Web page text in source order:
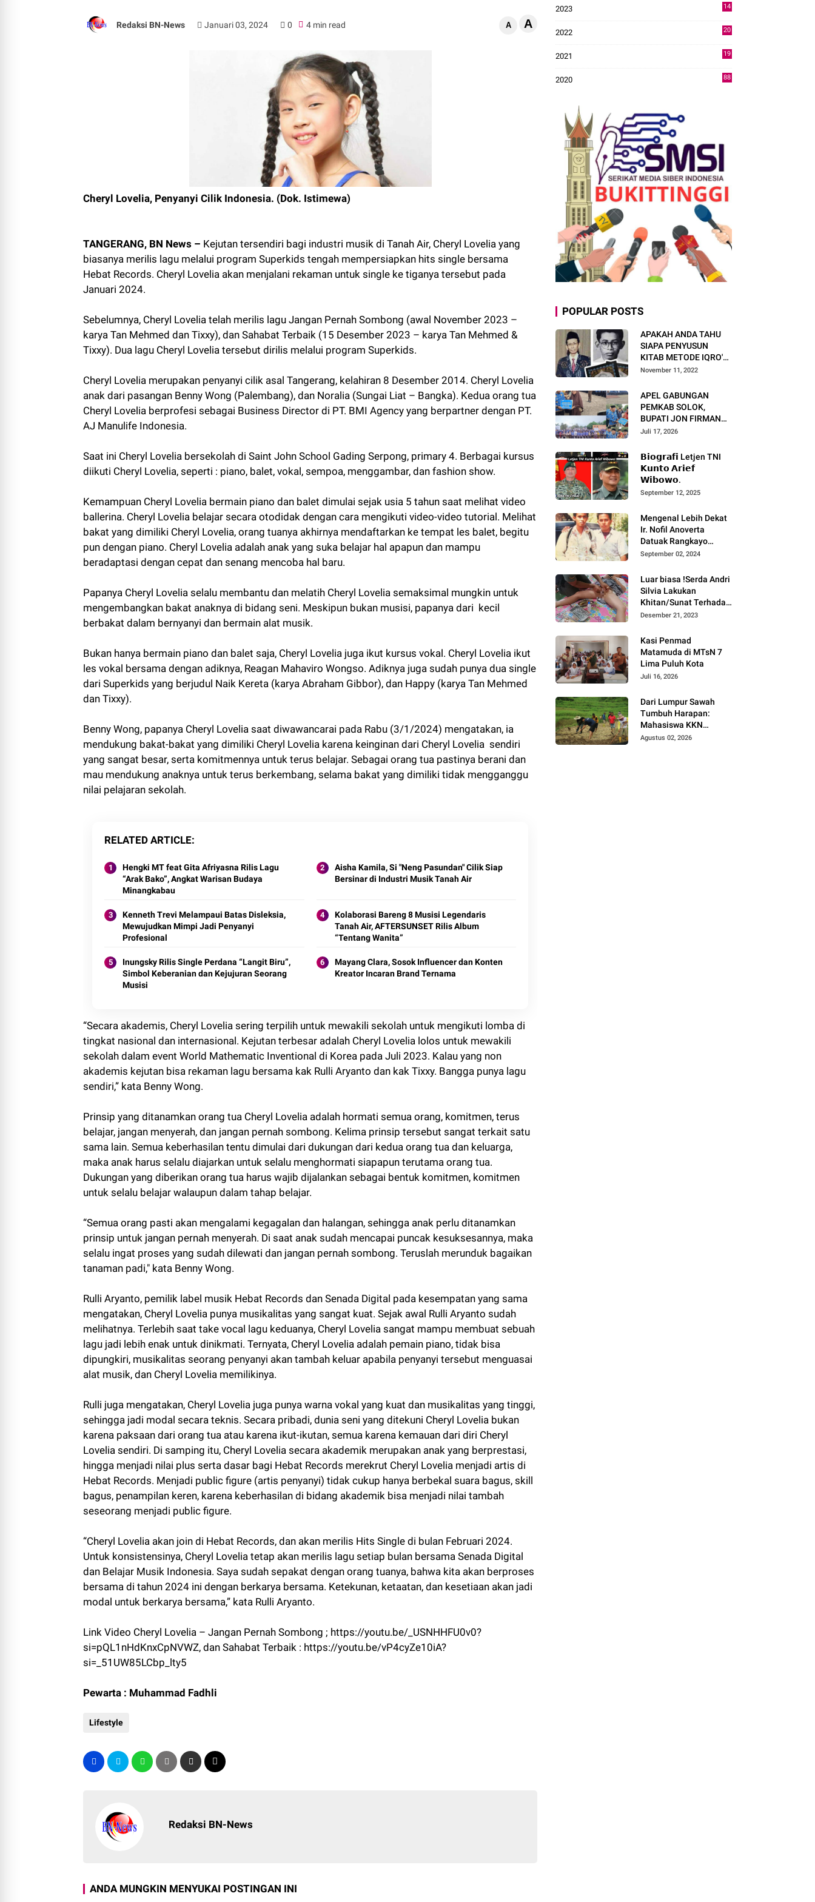
Redaksi BN-News Januari 03, 2024 0 4 min read A A
Cheryl Lovelia, Penyanyi Cilik Indonesia. (Dok. Istimewa)
TANGERANG, BN News – Kejutan tersendiri bagi industri musik di Tanah Air, Cheryl Lovelia yang
biasanya merilis lagu melalui program Superkids tengah mempersiapkan hits single bersama
Hebat Records. Cheryl Lovelia akan menjalani rekaman untuk single ke tiganya tersebut pada
Januari 2024.
Sebelumnya, Cheryl Lovelia telah merilis lagu Jangan Pernah Sombong (awal November 2023 –
karya Tan Mehmed dan Tixxy), dan Sahabat Terbaik (15 Desember 2023 – karya Tan Mehmed &
Tixxy). Dua lagu Cheryl Lovelia tersebut dirilis melalui program Superkids.
Cheryl Lovelia merupakan penyanyi cilik asal Tangerang, kelahiran 8 Desember 2014. Cheryl Lovelia
anak dari pasangan Benny Wong (Palembang), dan Noralia (Sungai Liat – Bangka). Kedua orang tua
Cheryl Lovelia berprofesi sebagai Business Director di PT. BMI Agency yang berpartner dengan PT.
AJ Manulife Indonesia.
Saat ini Cheryl Lovelia bersekolah di Saint John School Gading Serpong, primary 4. Berbagai kursus
diikuti Cheryl Lovelia, seperti : piano, balet, vokal, sempoa, menggambar, dan fashion show.
Kemampuan Cheryl Lovelia bermain piano dan balet dimulai sejak usia 5 tahun saat melihat video
ballerina. Cheryl Lovelia belajar secara otodidak dengan cara mengikuti video-video tutorial. Melihat
bakat yang dimiliki Cheryl Lovelia, orang tuanya akhirnya mendaftarkan ke tempat les balet, begitu
pun dengan piano. Cheryl Lovelia adalah anak yang suka belajar hal apapun dan mampu
beradaptasi dengan cepat dan senang mencoba hal baru.
Papanya Cheryl Lovelia selalu membantu dan melatih Cheryl Lovelia semaksimal mungkin untuk
mengembangkan bakat anaknya di bidang seni. Meskipun bukan musisi, papanya dari kecil
berbakat dalam bernyanyi dan bermain alat musik.
Bukan hanya bermain piano dan balet saja, Cheryl Lovelia juga ikut kursus vokal. Cheryl Lovelia ikut
les vokal bersama dengan adiknya, Reagan Mahaviro Wongso. Adiknya juga sudah punya dua single
dari Superkids yang berjudul Naik Kereta (karya Abraham Gibbor), dan Happy (karya Tan Mehmed
dan Tixxy).
Benny Wong, papanya Cheryl Lovelia saat diwawancarai pada Rabu (3/1/2024) mengatakan, ia
mendukung bakat-bakat yang dimiliki Cheryl Lovelia karena keinginan dari Cheryl Lovelia sendiri
yang sangat besar, serta komitmennya untuk terus belajar. Sebagai orang tua pastinya berani dan
mau mendukung anaknya untuk terus berkembang, selama bakat yang dimiliki tidak mengganggu
nilai pelajaran sekolah.
RELATED ARTICLE
Hengki MT feat Gita Afriyasna Rilis Lagu
“Arak Bako”, Angkat Warisan Budaya
Minangkabau
Aisha Kamila, Si "Neng Pasundan" Cilik Siap
Bersinar di Industri Musik Tanah Air
Kenneth Trevi Melampaui Batas Disleksia,
Mewujudkan Mimpi Jadi Penyanyi
Profesional
Kolaborasi Bareng 8 Musisi Legendaris
Tanah Air, AFTERSUNSET Rilis Album
“Tentang Wanita”
Inungsky Rilis Single Perdana “Langit Biru”,
Simbol Keberanian dan Kejujuran Seorang
Musisi
Mayang Clara, Sosok Influencer dan Konten
Kreator Incaran Brand Ternama
“Secara akademis, Cheryl Lovelia sering terpilih untuk mewakili sekolah untuk mengikuti lomba di
tingkat nasional dan internasional. Kejutan terbesar adalah Cheryl Lovelia lolos untuk mewakili
sekolah dalam event World Mathematic Inventional di Korea pada Juli 2023. Kalau yang non
akademis kejutan bisa rekaman lagu bersama kak Rulli Aryanto dan kak Tixxy. Bangga punya lagu
sendiri,” kata Benny Wong.
Prinsip yang ditanamkan orang tua Cheryl Lovelia adalah hormati semua orang, komitmen, terus
belajar, jangan menyerah, dan jangan pernah sombong. Kelima prinsip tersebut sangat terkait satu
sama lain. Semua keberhasilan tentu dimulai dari dukungan dari kedua orang tua dan keluarga,
maka anak harus selalu diajarkan untuk selalu menghormati siapapun terutama orang tua.
Dukungan yang diberikan orang tua harus wajib dijalankan sebagai bentuk komitmen, komitmen
untuk selalu belajar walaupun dalam tahap belajar.
“Semua orang pasti akan mengalami kegagalan dan halangan, sehingga anak perlu ditanamkan
prinsip untuk jangan pernah menyerah. Di saat anak sudah mencapai puncak kesuksesannya, maka
selalu ingat proses yang sudah dilewati dan jangan pernah sombong. Teruslah merunduk bagaikan
tanaman padi," kata Benny Wong.
Rulli Aryanto, pemilik label musik Hebat Records dan Senada Digital pada kesempatan yang sama
mengatakan, Cheryl Lovelia punya musikalitas yang sangat kuat. Sejak awal Rulli Aryanto sudah
melihatnya. Terlebih saat take vocal lagu keduanya, Cheryl Lovelia sangat mampu membuat sebuah
lagu jadi lebih enak untuk dinikmati. Ternyata, Cheryl Lovelia adalah pemain piano, tidak bisa
dipungkiri, musikalitas seorang penyanyi akan tambah keluar apabila penyanyi tersebut menguasai
alat musik, dan Cheryl Lovelia memilikinya.
Rulli juga mengatakan, Cheryl Lovelia juga punya warna vokal yang kuat dan musikalitas yang tinggi,
sehingga jadi modal secara teknis. Secara pribadi, dunia seni yang ditekuni Cheryl Lovelia bukan
karena paksaan dari orang tua atau karena ikut-ikutan, semua karena kemauan dari diri Cheryl
Lovelia sendiri. Di samping itu, Cheryl Lovelia secara akademik merupakan anak yang berprestasi,
hingga menjadi nilai plus serta dasar bagi Hebat Records merekrut Cheryl Lovelia menjadi artis di
Hebat Records. Menjadi public figure (artis penyanyi) tidak cukup hanya berbekal suara bagus, skill
bagus, penampilan keren, karena keberhasilan di bidang akademik bisa menjadi nilai tambah
seseorang menjadi public figure.
“Cheryl Lovelia akan join di Hebat Records, dan akan merilis Hits Single di bulan Februari 2024.
Untuk konsistensinya, Cheryl Lovelia tetap akan merilis lagu setiap bulan bersama Senada Digital
dan Belajar Musik Indonesia. Saya sudah sepakat dengan orang tuanya, bahwa kita akan berproses
bersama di tahun 2024 ini dengan berkarya bersama. Ketekunan, ketaatan, dan kesetiaan akan jadi
modal untuk berkarya bersama,” kata Rulli Aryanto.
Link Video Cheryl Lovelia – Jangan Pernah Sombong ; https://youtu.be/_USNHHFU0v0?
si=pQL1nHdKnxCpNVWZ, dan Sahabat Terbaik : https://youtu.be/vP4cyZe10iA?
si=_51UW85LCbp_lty5
Pewarta : Muhammad Fadhli
Lifestyle
Redaksi BN-News
ANDA MUNGKIN MENYUKAI POSTINGAN INI
2023
14
2022
20
2021
19
2020
88
POPULAR POSTS
APAKAH ANDA TAHU
SIAPA PENYUSUN
KITAB METODE IQRO'?
INI BIOGRAFI KH. AS'AD
November 11, 2022
APEL GABUNGAN
PEMKAB SOLOK,
BUPATI JON FIRMAN
PANDU TEKANKAN ASN
DAN PELAYANAN
MASYARAKAT.
Juli 17, 2026
𝗕𝗶𝗼𝗴𝗿𝗮𝗳𝗶 Letjen TNI
𝗞𝘂𝗻𝘁𝗼 𝗔𝗿𝗶𝗲𝗳
𝗪𝗶𝗯𝗼𝘄𝗼.
September 12, 2025
Mengenal Lebih Dekat
Ir. Nofil Anoverta
Datuak Rangkayo
Batuah Cawako
September 02, 2024
Luar biasa !Serda Andri
Silvia Lakukan
Khitan/Sunat Terhadap
Anak Warga Binaannya
Desember 21, 2023
Kasi Penmad
Matamuda di MTsN 7
Lima Puluh Kota
Juli 16, 2026
Dari Lumpur Sawah
Tumbuh Harapan:
Mahasiswa KKN
Universitas Andalas
Agustus 02, 2026